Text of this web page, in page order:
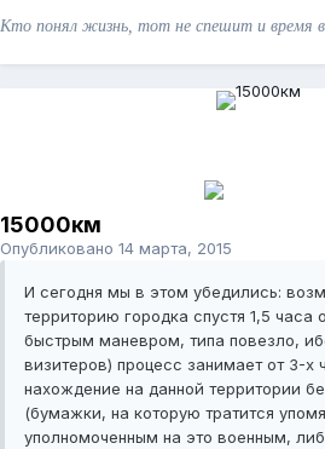
Кто понял жизнь, тот не спешит и время
15000км
Опубликовано 14 марта, 2015
И сегодня мы в этом убедились:
территорию городка спустя 1,5 часа
быстрым маневром, типа повезло,
визитеров) процесс занимает от 3-х
нахождение на данной территории
(бумажки, на которую тратится
уполномоченным на это военным,